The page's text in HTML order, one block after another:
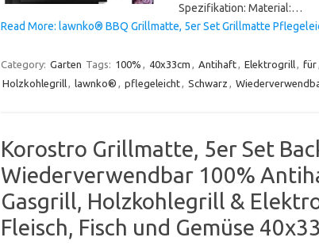
Spezifikation: Material:…
Read More: lawnko® BBQ Grillmatte, 5er Set Grillmatte
Category: Garten Tags: 100% , 40x33cm , Antihaft, Elektrogrill, für,
Holzkohlegrill, lawnko® , pflegeleicht, Schwarz ,
Korostro Grillmatte, 5er Set
Wiederverwendbar 100%
Gasgrill, Holzkohlegrill &
Fleisch, Fisch und Gemüse